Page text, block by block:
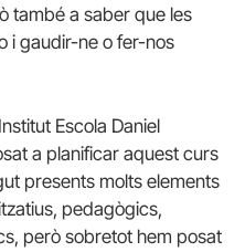
també a saber que les
i gaudir-ne o fer-nos
Escola Daniel
a planificar aquest curs
presents molts elements
pedagògics,
però sobretot hem posat